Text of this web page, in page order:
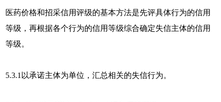
医药价格和招采信用评级的基本方法是先评具体行为的信用
等级，再根据各个行为的信用等级综合确定失信主体的信用
等级。
5.3.1以承诺主体为单位，汇总相关的失信行为。